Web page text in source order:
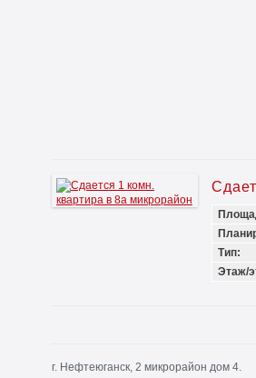
Тип:
Этаж/
г. Нефтеюганск, 2 микрорайон дом 4.